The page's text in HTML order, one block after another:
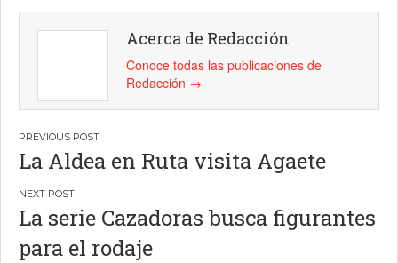
Acerca de Redacción
Conoce todas las publicaciones de
Redacción →
Navegación
de
entradas
La Aldea en Ruta visita Agaete
La serie Cazadoras busca figurantes
para el rodaje